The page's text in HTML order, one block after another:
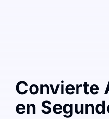
Convierte
en